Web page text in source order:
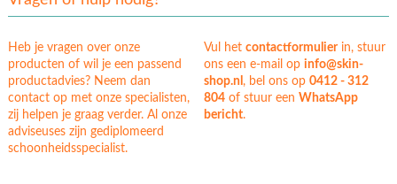
Heb je vragen over onze
producten of wil je een passend
productadvies? Neem dan
contact op met onze specialisten,
zij helpen je graag verder. Al onze
adviseuses zijn gediplomeerd
schoonheidsspecialist.
Vul hetcontactformulierin, stuur
ons een e-mail op info@skin-
shop.nl, bel ons op0412 - 312
804 of stuur eenWhatsApp
bericht.